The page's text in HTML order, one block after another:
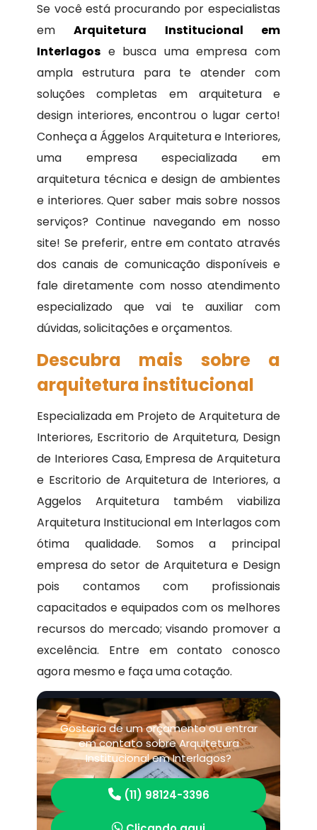
Se você está procurando por especialistas
emArquitetura Institucional em
Interlagos e busca uma empresa com
ampla estrutura para te atender com
soluções completas em arquitetura e
design interiores, encontrou o lugar certo!
Conheça a Ággelos Arquitetura e Interiores,
uma empresa especializada em
arquitetura técnica e design de ambientes
e interiores. Quer saber mais sobre nossos
serviços? Continue navegando em nosso
site! Se preferir, entre em contato através
dos canais de comunicação disponíveis e
fale diretamente com nosso atendimento
especializado que vai te auxiliar com
dúvidas, solicitações e orçamentos.
Descubra mais sobre a
arquitetura institucional
Especializada em Projeto de Arquitetura de
Interiores, Escritorio de Arquitetura, Design
de Interiores Casa, Empresa de Arquitetura
e Escritorio de Arquitetura de Interiores, a
Aggelos Arquitetura também viabiliza
Arquitetura Institucional em Interlagos com
ótima qualidade. Somos a principal
empresa do setor de Arquitetura e Design
pois contamos com profissionais
capacitados e equipados com os melhores
recursos do mercado; visando promover a
excelência. Entre em contato conosco
agora mesmo e faça uma cotação.
Gostaria de um orçamento ou entrar
em contato sobre Arquitetura
Institucional em Interlagos?
(11) 98124-3396